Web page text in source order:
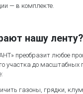
— в комплекте.
нашу ленту?
преобразит любое
участка до масштабных
газоны, грядки,